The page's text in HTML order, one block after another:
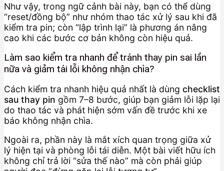
Như vậy, trong ngữ cảnh bài này, bạn có thể dùng
“reset/đồng bộ” như nhóm thao tác xử lý sau khi đã
kiểm tra pin; còn “lập trình lại” là phương án nâng
cao khi các bước cơ bản không còn hiệu quả.
Làm sao kiểm tra nhanh để tránh thay pin sai lần
nữa và giảm tái lỗi không nhận chìa?
Cách kiểm tra nhanh hiệu quả nhất là dùng checklist
sau thay pin gồm 7–8 bước, giúp bạn giảm lỗi lặp lại
do thao tác và phát hiện sớm vấn đề trước khi xe
báo không nhận chìa.
Ngoài ra, phần này là mắt xích quan trọng giữa xử
lý hiện tại và phòng lỗi tái diễn. Một bài viết hữu ích
không chỉ trả lời “sửa thế nào” mà còn phải giúp